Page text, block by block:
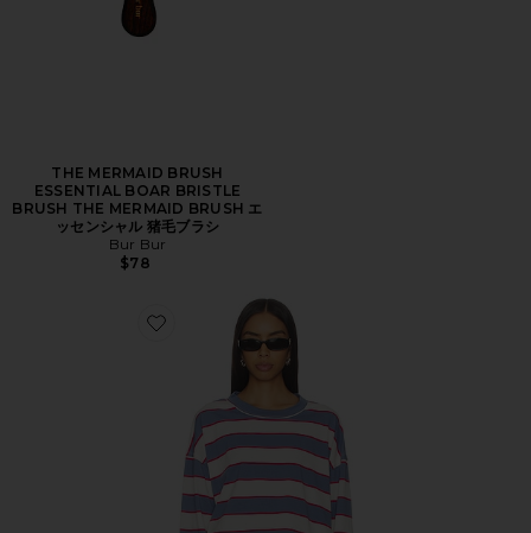
THE MERMAID BRUSH
ESSENTIAL BOAR BRISTLE
BRUSH THE MERMAID BRUSH エ
ッセンシャル 猪毛ブラシ
Bur Bur
$78
Favorite HORIZON LONG SLEEVE トップ